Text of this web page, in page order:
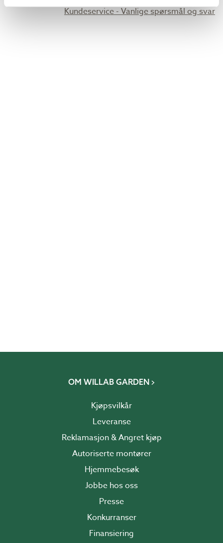
Kundeservice - Vanlige spørsmål og svar
OM WILLAB GARDEN
Kjøpsvilkår
Leveranse
Reklamasjon & Angret kjøp
Autoriserte montører
Hjemmebesøk
Jobbe hos oss
Presse
Konkurranser
Finansiering